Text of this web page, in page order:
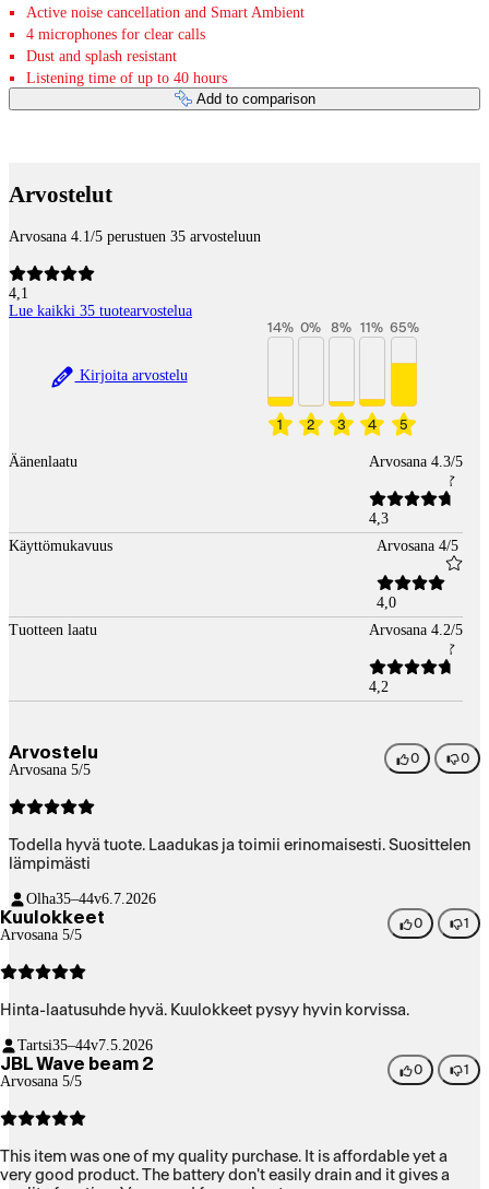
Active noise cancellation and Smart Ambient
4 microphones for clear calls
Dust and splash resistant
Listening time of up to 40 hours
Add to comparison
Arvostelut
Arvosana 4.1/5 perustuen 35 arvosteluun
4,1
Lue kaikki 35 tuotearvostelua
Kirjoita arvostelu
1
14%
2
0%
3
8%
4
11%
5
65%
Äänenlaatu Arvosana 4.3/5
4,3
Käyttömukavuus
Arvosana 4/5
4,0
Tuotteen laatu
Arvosana 4.2/5
4,2
Arvostelu
Arvosana 5/5
0 0
Todella hyvä tuote. Laadukas ja toimii erinomaisesti. Suosittelen
lämpimästi
Olha35–44v6.7.2026
Kuulokkeet
Arvosana 5/5
0 1
Hinta-laatusuhde hyvä. Kuulokkeet pysyy hyvin korvissa.
Tartsi35–44v7.5.2026
JBL Wave beam 2
Arvosana 5/5
0 1
This item was one of my quality purchase. It is affordable yet a
very good product. The battery don't easily drain and it gives a